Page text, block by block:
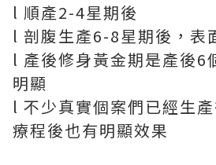
l 順產2-4星期後
l 剖腹生產6-8星期後，表
l 產後修身黃金期是產後6
明顯
l 不少真實個案們已經生產
療程後也有明顯效果